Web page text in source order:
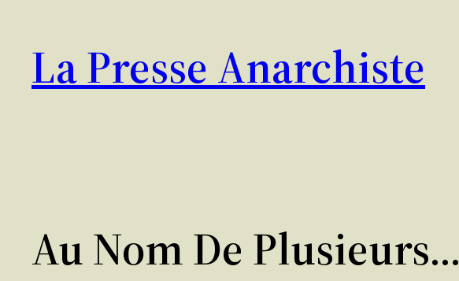
contenu
La Presse Anarchiste
Au Nom De Plusieurs…